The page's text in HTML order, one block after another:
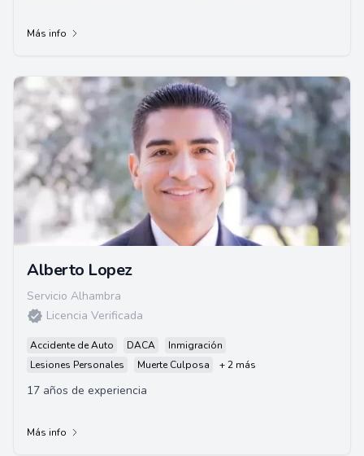
Más info
Alberto Lopez
Servicio Alhambra
Licencia Verificada
Accidente de Auto DACA
Inmigración
Lesiones Personales
Muerte Culposa + 2 más
17 años de experiencia
Más info